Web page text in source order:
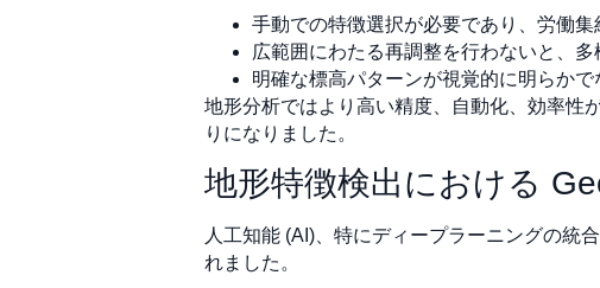
手動での特徴選択が必要であり、労働集
広範囲にわたる再調整を行わないと、
明確な標高パターンが視覚的に明らか
地形分析ではより高い精度、自動化、効率性
りになりました。
地形特徴検出における
人工知能 (AI)、特にディープラーニングの統
れました。